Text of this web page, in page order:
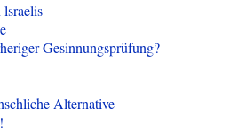
lsraelis
Gesinnungsprüfung?
Alternative